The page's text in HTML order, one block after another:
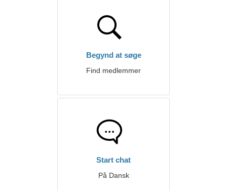
Begynd at søge
Find medlemmer
Start chat
På Dansk